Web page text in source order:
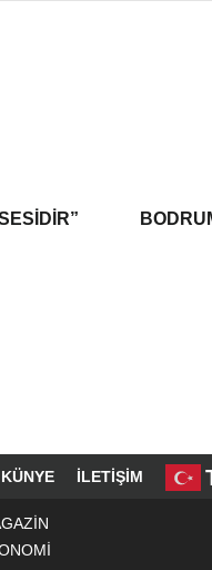
KÜNYE İLETIŞIM